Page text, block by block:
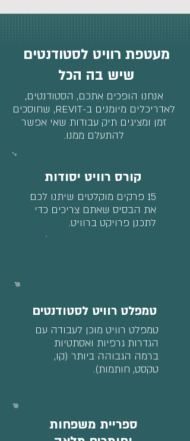
מעטפת רוויט לסטודנטים
שיש בה הכל
אנחנו הופכים אתכם, הסטודנטים,
לאדריכלים מיומנים ב-REVIT, שחוסכים
זמן ומציגים תיק עבודות שאי אפשר
להתעלם ממנו.
קורס רוויט יסודות
15 פרקים מוקלטים שיתנו לכם
את הבסיס שאתם צריכים כדי
לתכנן פרויקט ברוויט.
טמפלט רוויט לסטודנטים
טמפלט רוויט מוכן לעבודה עם
הגדרות גרפיות ואסתטיות
ברמה הגבוהה ביותר (קו,
טקסט, חותמות).
ספריית משפחות